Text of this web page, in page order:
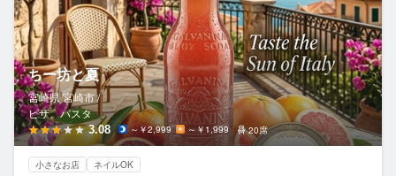
ちー坊と夏
宮崎県 宮崎市 /
ピザ、パスタ
3.08 ～￥2,999 ～￥1,999 20席
小さなお店 ネイルOK